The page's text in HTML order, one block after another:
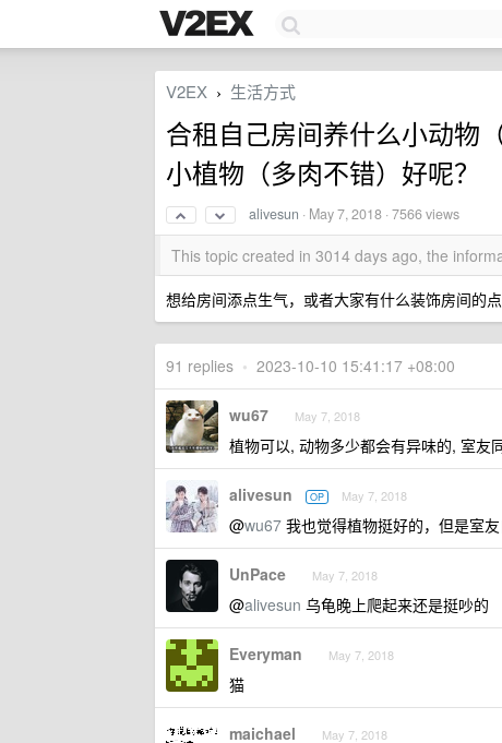
V2EX › 生活方式
合租自己房间养什么小动物
小植物（多肉不错）好呢？
alivesun · May 7, 2018 · 7566 views
This topic created in 3014 days ago, the
想给房间添点生气，或者大家有什么装饰房间的
91 replies • 2023-10-10 15:41:17 +08:00
wu67 May 7, 2018
植物可以, 动物多少都会有异味的, 室友
alivesun OP May 7, 2018
@wu67 我也觉得植物挺好的，但是室
UnPace May 7, 2018
@alivesun 乌龟晚上爬起来还是挺吵的
Everyman May 7, 2018
猫
maichael May 7, 2018